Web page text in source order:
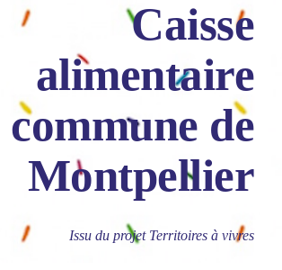
Caisse
alimentaire
commune de
Montpellier
Issu du projet Territoires à vivres